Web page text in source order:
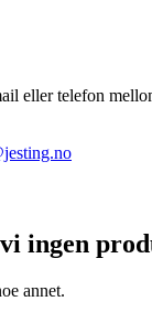
eller telefon
ingen
annet.